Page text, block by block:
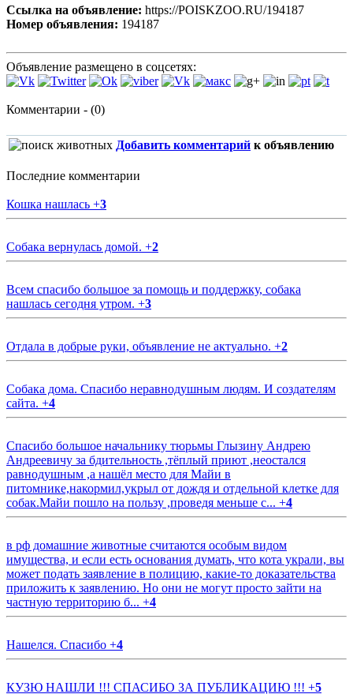
Ссылка на объявление: https://POISKZOO.RU/194187
Номер объявления: 194187
Объявление размещено в соцсетях:
Комментарии - (0)
Добавить комментарий к объявлению
Последние комментарии
Кошка нашлась +3
Собака вернулась домой. +2
Всем спасибо большое за помощь и поддержку, собака
нашлась сегодня утром. +3
Отдала в добрые руки, объявление не актуально. +2
Собака дома. Спасибо неравнодушным людям. И создателям
сайта. +4
Спасибо большое начальнику тюрьмы Глызину Андрею
Андреевичу за бдительность ,тёплый приют ,неостался
равнодушным ,а нашёл место для Майи в
питомнике,накормил,укрыл от дождя и отдельной клетке для
собак.Майи пошло на пользу ,проведя меньше с... +4
в рф домашние животные считаются особым видом
имущества, и если есть основания думать, что кота украли, вы
может подать заявление в полицию, какие-то доказательства
приложить к заявлению. Но они не могут просто зайти на
частную территорию б... +4
Нашелся. Спасибо +4
КУЗЮ НАШЛИ !!! СПАСИБО ЗА ПУБЛИКАЦИЮ !!! +5